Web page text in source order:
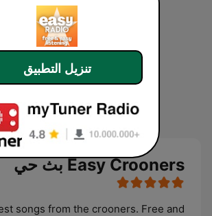
Easy Crooners بث حي
songs from the crooners. Free and
تنزيل التطبيق